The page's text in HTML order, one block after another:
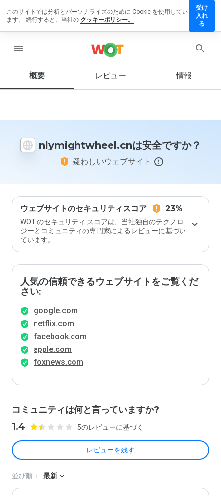
menu
概要 レビュー 情報
nlymightwheel.cnは安全ですか？
疑わしいウェブサイト
ウェブサイトのセキュリティスコア 23%
WOT のセキュリティ スコアは、当社独自のテクノロ
ジーとコミュニティの専門家によるレビューに基づい
ています。
人気の信頼できるウェブサイトをご覧くだ
さい:
google.com
netflix.com
facebook.com
apple.com
foxnews.com
コミュニティは何と言っていますか?
1.4 5のレビューに基づく
レビューを残す
ューを残
この
イト
から
価し
ます
か？
並び順： 最新
このサイトでは分析とパーソナライズのために Cookie を使用してい
ます。 続行すると、当社の クッキーポリシー。
受け
入れ
る